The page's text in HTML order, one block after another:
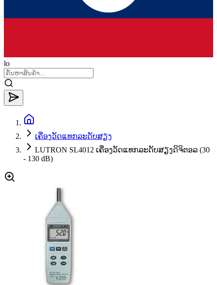
lo
ເຄື່ອງວັດແທກລະດັບສຽງ
LUTRON SL4012 ເຄື່ອງວັດແທກລະດັບສຽງດິຈິຕອລ (30
- 130 dB)